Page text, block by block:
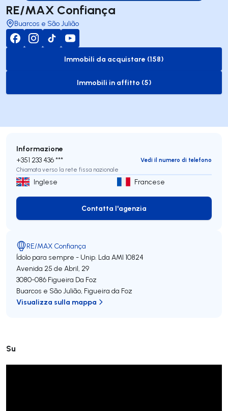
RE/MAX Confiança
Buarcos e São Julião
to-buy-listing
Immobili da acquistare (158)
to-rent-listing
Immobili in affitto (5)
Su
Informazione
+351 233 436 ***
Vedi il numero di telefono
Chiamata verso la rete fissa nazionale
Inglese Francese
Contatta l'agenzia
Contatta l'agenzia
RE/MAX Confiança
Ídolo para sempre - Unip. Lda AMI 10824
Avenida 25 de Abril, 29
3080-086 Figueira Da Foz
Buarcos e São Julião, Figueira da Foz
Visualizza sulla mappa